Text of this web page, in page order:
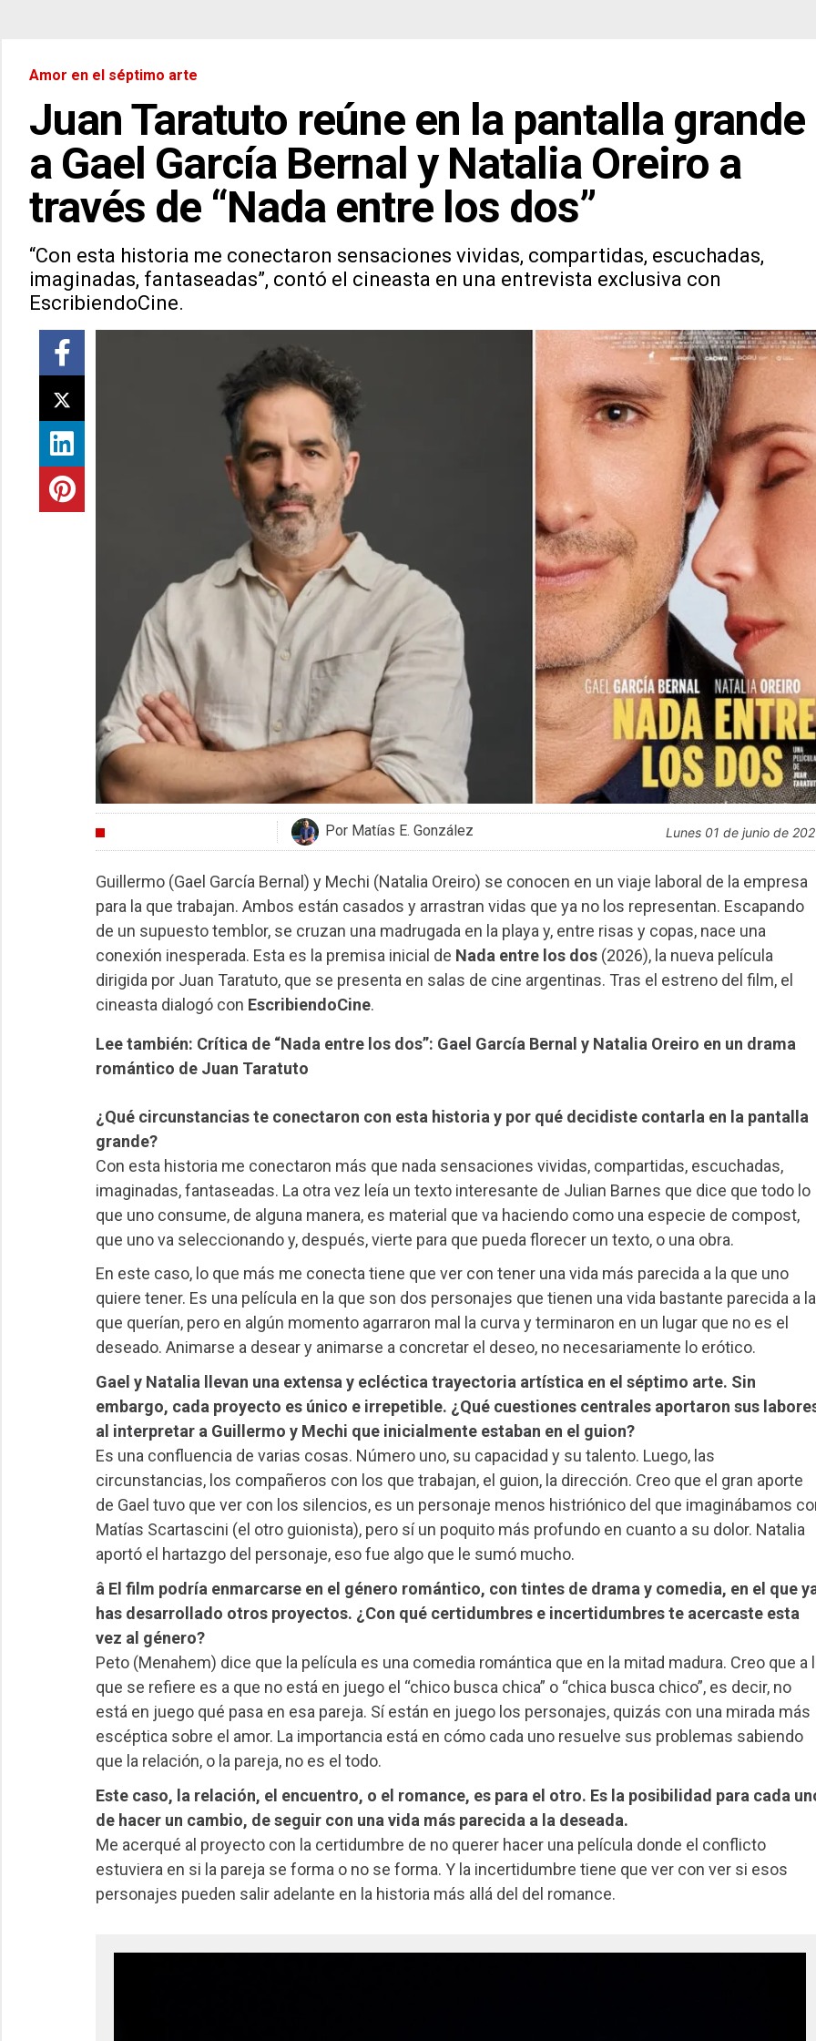
Amor en el séptimo arte
Juan Taratuto reúne en la pantalla grande
a Gael García Bernal y Natalia Oreiro a
través de “Nada entre los dos”
“Con esta historia me conectaron sensaciones vividas, compartidas, escuchadas,
imaginadas, fantaseadas”, contó el cineasta en una entrevista exclusiva con
EscribiendoCine.
Por Matías E. González lunes 01 de junio de
Guillermo (Gael García Bernal) y Mechi (Natalia Oreiro) se conocen en un viaje laboral de la empresa
para la que trabajan. Ambos están casados y arrastran vidas que ya no los representan. Escapando
de un supuesto temblor, se cruzan una madrugada en la playa y, entre risas y copas, nace una
conexión inesperada. Esta es la premisa inicial de Nada entre los dos (2026), la nueva película
dirigida por Juan Taratuto, que se presenta en salas de cine argentinas. Tras el estreno del film, el
cineasta dialogó con EscribiendoCine.
Lee también: Crítica de “Nada entre los dos”: Gael García Bernal y Natalia Oreiro en un drama
romántico de Juan Taratuto
¿Qué circunstancias te conectaron con esta historia y por qué decidiste contarla en la pantalla
grande?
Con esta historia me conectaron más que nada sensaciones vividas, compartidas, escuchadas,
imaginadas, fantaseadas. La otra vez leía un texto interesante de Julian Barnes que dice que todo lo
que uno consume, de alguna manera, es material que va haciendo como una especie de compost,
que uno va seleccionando y, después, vierte para que pueda florecer un texto, o una obra.
En este caso, lo que más me conecta tiene que ver con tener una vida más parecida a la que uno
quiere tener. Es una película en la que son dos personajes que tienen una vida bastante parecida a la
que querían, pero en algún momento agarraron mal la curva y terminaron en un lugar que no es el
deseado. Animarse a desear y animarse a concretar el deseo, no necesariamente lo erótico.
Gael y Natalia llevan una extensa y ecléctica trayectoria artística en el séptimo arte. Sin
embargo, cada proyecto es único e irrepetible. ¿Qué cuestiones centrales aportaron sus
al interpretar a Guillermo y Mechi que inicialmente estaban en el guion?
Es una confluencia de varias cosas. Número uno, su capacidad y su talento. Luego, las
circunstancias, los compañeros con los que trabajan, el guion, la dirección. Creo que el gran aporte
de Gael tuvo que ver con los silencios, es un personaje menos histriónico del que imaginábamos
Matías Scartascini (el otro guionista), pero sí un poquito más profundo en cuanto a su dolor. Natalia
aportó el hartazgo del personaje, eso fue algo que le sumó mucho.
â El film podría enmarcarse en el género romántico, con tintes de drama y comedia, en el que
has desarrollado otros proyectos. ¿Con qué certidumbres e incertidumbres te acercaste esta
vez al género?
Peto (Menahem) dice que la película es una comedia romántica que en la mitad madura. Creo que a
que se refiere es a que no está en juego el “chico busca chica” o “chica busca chico”, es decir, no
está en juego qué pasa en esa pareja. Sí están en juego los personajes, quizás con una mirada más
escéptica sobre el amor. La importancia está en cómo cada uno resuelve sus problemas sabiendo
que la relación, o la pareja, no es el todo.
Este caso, la relación, el encuentro, o el romance, es para el otro. Es la posibilidad para cada
de hacer un cambio, de seguir con una vida más parecida a la deseada.
Me acerqué al proyecto con la certidumbre de no querer hacer una película donde el conflicto
estuviera en si la pareja se forma o no se forma. Y la incertidumbre tiene que ver con ver si esos
personajes pueden salir adelante en la historia más allá del del romance.